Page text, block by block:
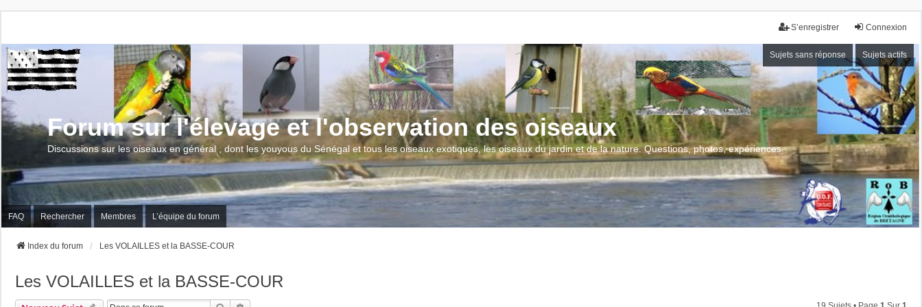
Connexion
S’enregistrer
Sujets sans réponse Sujets actifs
Forum sur l'élevage et l'observation des oiseaux
Discussions sur les oiseaux en général , dont les youyous du Sénégal et tous les oiseaux exotiques, les oiseaux du jardin et de la nature. Questions, photos, expériences.
FAQ Rechercher Membres L’équipe du forum
Index du forum Les VOLAILLES et la BASSE-COUR
Les VOLAILLES et la BASSE-COUR